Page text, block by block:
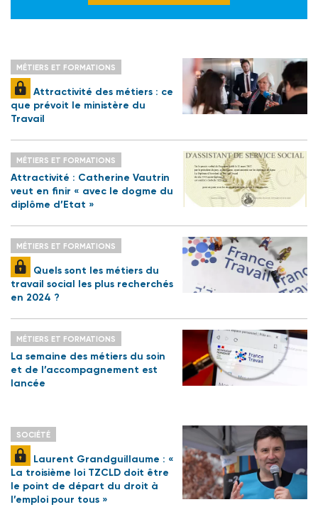
MÉTIERS ET FORMATIONS
Attractivité des métiers : ce
que prévoit le ministère du
Travail
MÉTIERS ET FORMATIONS
Attractivité : Catherine Vautrin
veut en finir « avec le dogme du
diplôme d’Etat »
MÉTIERS ET FORMATIONS
Quels sont les métiers du
travail social les plus recherchés
en 2024 ?
MÉTIERS ET FORMATIONS
La semaine des métiers du soin
et de l’accompagnement est
lancée
SOCIÉTÉ
Laurent Grandguillaume : «
La troisième loi TZCLD doit être
le point de départ du droit à
l’emploi pour tous »